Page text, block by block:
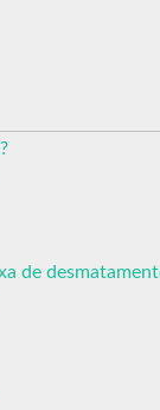
de